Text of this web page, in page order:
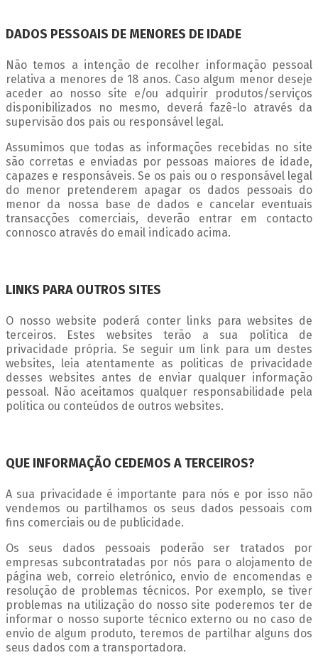
DADOS PESSOAIS DE MENORES DE IDADE
Não temos a intenção de recolher informação pessoal
relativa a menores de 18 anos. Caso algum menor deseje
aceder ao nosso site e/ou adquirir produtos/serviços
disponibilizados no mesmo, deverá fazê-lo através da
supervisão dos pais ou responsável legal.
Assumimos que todas as informações recebidas no site
são corretas e enviadas por pessoas maiores de idade,
capazes e responsáveis. Se os pais ou o responsável legal
do menor pretenderem apagar os dados pessoais do
menor da nossa base de dados e cancelar eventuais
transacções comerciais, deverão entrar em contacto
connosco através do email indicado acima.
LINKS PARA OUTROS SITES
O nosso website poderá conter links para websites de
terceiros. Estes websites terão a sua política de
privacidade própria. Se seguir um link para um destes
websites, leia atentamente as politicas de privacidade
desses websites antes de enviar qualquer informação
pessoal. Não aceitamos qualquer responsabilidade pela
política ou conteúdos de outros websites.
QUE INFORMAÇÃO CEDEMOS A TERCEIROS?
A sua privacidade é importante para nós e por isso não
vendemos ou partilhamos os seus dados pessoais com
fins comerciais ou de publicidade.
Os seus dados pessoais poderão ser tratados por
empresas subcontratadas por nós para o alojamento de
página web, correio eletrónico, envio de encomendas e
resolução de problemas técnicos. Por exemplo, se tiver
problemas na utilização do nosso site poderemos ter de
informar o nosso suporte técnico externo ou no caso de
envio de algum produto, teremos de partilhar alguns dos
seus dados com a transportadora.